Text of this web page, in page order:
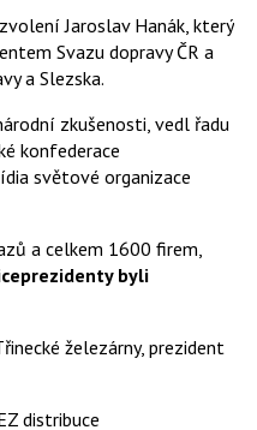
t a
F
b
k
a
X
Jaroslav Hanák, který
Svazu dopravy ČR a
a Slezska.
zkušenosti, vedl řadu
konfederace
světové organizace
a celkem 1600 firem,
byli
železárny, prezident
distribuce